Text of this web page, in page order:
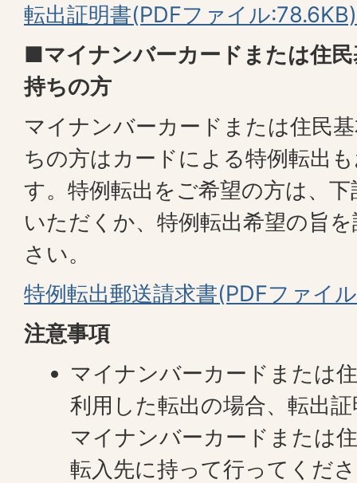
転出証明書(PDFファイル:78.6KB)
■マイナンバーカードまたは住
持ちの方
マイナンバーカードまたは住民
ちの方はカードによる特例転出
す。特例転出をご希望の方は、
いただくか、特例転出希望の旨
さい。
特例転出郵送請求書(PDFファイ
注意事項
マイナンバーカードまたは
利用した転出の場合、転出
マイナンバーカードまたは
転入先に持って行ってくだ